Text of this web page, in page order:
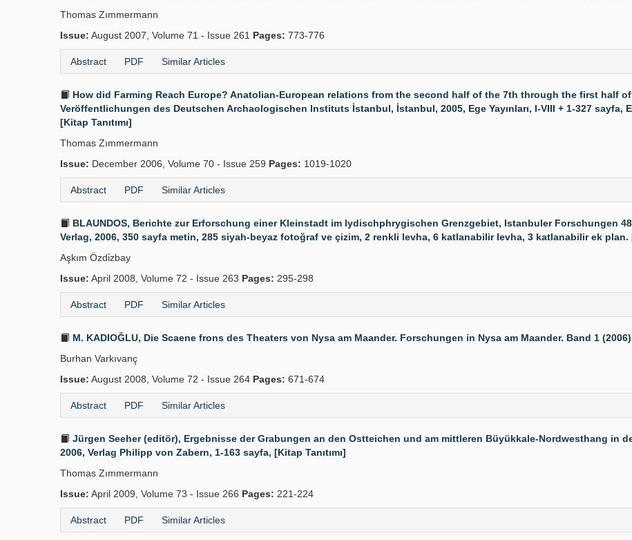
Thomas Zımmermann
Issue: August 2007, Volume 71 - Issue 261 Pages: 773-776
Abstract PDF Similar Articles
How did Farming Reach Europe? Anatolian-European relations from the second half of the 7th through the first half
Veröffentlichungen des Deutschen Archaologischen Instituts İstanbul, İstanbul, 2005, Ege Yayınları, I-VIII + 1-327 sayfa,
[Kitap Tanıtımı]
Thomas Zımmermann
Issue: December 2006, Volume 70 - Issue 259 Pages: 1019-1020
Abstract PDF Similar Articles
BLAUNDOS, Berichte zur Erforschung einer Kleinstadt im lydischphrygischen Grenzgebiet, Istanbuler Forschungen
Verlag, 2006, 350 sayfa metin, 285 siyah-beyaz fotoğraf ve çizim, 2 renkli levha, 6 katlanabilir levha, 3 katlanabilir ek plan.
Aşkım Özdi̇zbay
Issue: April 2008, Volume 72 - Issue 263 Pages: 295-298
Abstract PDF Similar Articles
M. KADIOĞLU, Die Scaene frons des Theaters von Nysa am Maander. Forschungen in Nysa am Maander. Band 1
Burhan Varkıvanç
Issue: August 2008, Volume 72 - Issue 264 Pages: 671-674
Abstract PDF Similar Articles
Jürgen Seeher (editör), Ergebnisse der Grabungen an den Ostteichen und am mittleren Büyükkale-Nordwesthang in
2006, Verlag Philipp von Zabern, 1-163 sayfa, [Kitap Tanıtımı]
Thomas Zımmermann
Issue: April 2009, Volume 73 - Issue 266 Pages: 221-224
Abstract PDF Similar Articles